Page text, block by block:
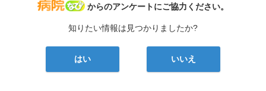
病院なび
からのアンケートにご協力ください。
知りたい情報は見つかりましたか?
はい いいえ